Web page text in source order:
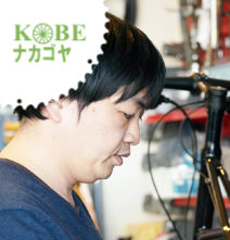
ルショップナ